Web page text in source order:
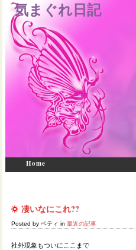
気まぐれ日記
Home
凄いなにこれ??
Posted by ベティ in 最近の記事
社外現象もついにここまで